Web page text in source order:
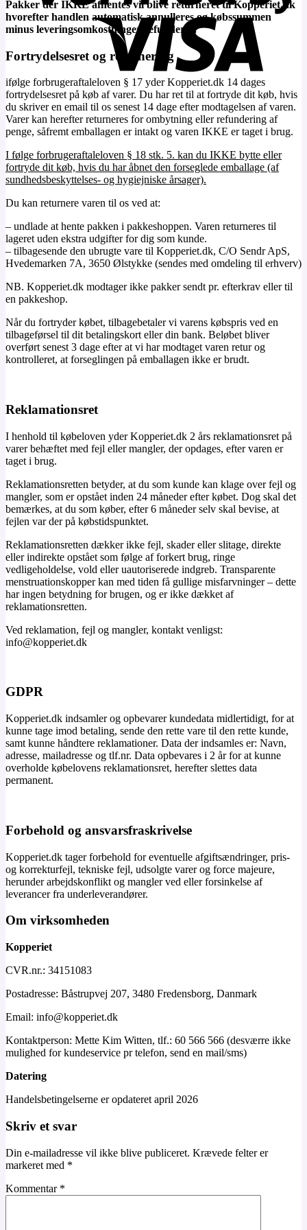
Pakker der IKKE afhentes vil blive returneret til Kopperiet.dk
hvorefter handlen automatisk annulleres og købssummen
minus leveringsomkostninger refunderes.
Fortrydelsesret og returnering
ifølge forbrugeraftaleloven § 17 yder Kopperiet.dk 14 dages
fortrydelsesret på køb af varer. Du har ret til at fortryde dit køb, hvis
du skriver en email til os senest 14 dage efter modtagelsen af varen.
Varer kan herefter returneres for ombytning eller refundering af
penge, såfremt emballagen er intakt og varen IKKE er taget i brug.
I følge forbrugeraftaleloven § 18 stk. 5. kan du IKKE bytte eller
fortryde dit køb, hvis du har åbnet den forseglede emballage (af
sundhedsbeskyttelses- og hygiejniske årsager).
Du kan returnere varen til os ved at:
– undlade at hente pakken i pakkeshoppen. Varen returneres til
lageret uden ekstra udgifter for dig som kunde.
– tilbagesende den ubrugte vare til Kopperiet.dk, C/O Sendr ApS,
Hvedemarken 7A, 3650 Ølstykke (sendes med omdeling til erhverv)
NB. Kopperiet.dk modtager ikke pakker sendt pr. efterkrav eller til
en pakkeshop.
Når du fortryder købet, tilbagebetaler vi varens købspris ved en
tilbageførsel til dit betalingskort eller din bank. Beløbet bliver
overført senest 3 dage efter at vi har modtaget varen retur og
kontrolleret, at forseglingen på emballagen ikke er brudt.
Reklamationsret
I henhold til købeloven yder Kopperiet.dk 2 års reklamationsret på
varer behæftet med fejl eller mangler, der opdages, efter varen er
taget i brug.
Reklamationsretten betyder, at du som kunde kan klage over fejl og
mangler, som er opstået inden 24 måneder efter købet. Dog skal det
bemærkes, at du som køber, efter 6 måneder selv skal bevise, at
fejlen var der på købstidspunktet.
Reklamationsretten dækker ikke fejl, skader eller slitage, direkte
eller indirekte opstået som følge af forkert brug, ringe
vedligeholdelse, vold eller uautoriserede indgreb. Transparente
menstruationskopper kan med tiden få gullige misfarvninger – dette
har ingen betydning for brugen, og er ikke dækket af
reklamationsretten.
Ved reklamation, fejl og mangler, kontakt venligst:
info@kopperiet.dk
GDPR
Kopperiet.dk indsamler og opbevarer kundedata midlertidigt, for at
kunne tage imod betaling, sende den rette vare til den rette kunde,
samt kunne håndtere reklamationer. Data der indsamles er: Navn,
adresse, mailadresse og tlf.nr. Data opbevares i 2 år for at kunne
overholde købelovens reklamationsret, herefter slettes data
permanent.
Forbehold og ansvarsfraskrivelse
Kopperiet.dk tager forbehold for eventuelle afgiftsændringer, pris-
og korrekturfejl, tekniske fejl, udsolgte varer og force majeure,
herunder arbejdskonflikt og mangler ved eller forsinkelse af
leverancer fra underleverandører.
Om virksomheden
Kopperiet
CVR.nr.: 34151083
Postadresse: Båstrupvej 207, 3480 Fredensborg, Danmark
Email: info@kopperiet.dk
Kontaktperson: Mette Kim Witten, tlf.: 60 566 566 (desværre ikke
mulighed for kundeservice pr telefon, send en mail/sms)
Datering
Handelsbetingelserne er opdateret april 2026
Skriv et svar
Din e-mailadresse vil ikke blive publiceret. Krævede felter er
markeret med *
Kommentar *